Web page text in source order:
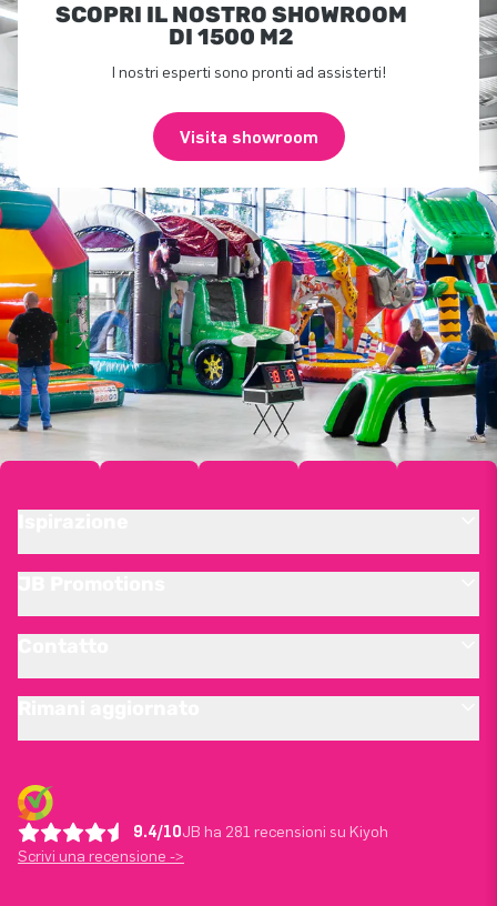
SCOPRI IL NOSTRO SHOWROOM
DI 1500 M2
I nostri esperti sono pronti ad assisterti!
Visita showroom
9.4/10JB ha 281 recensioni su Kiyoh
Scrivi una recensione ->